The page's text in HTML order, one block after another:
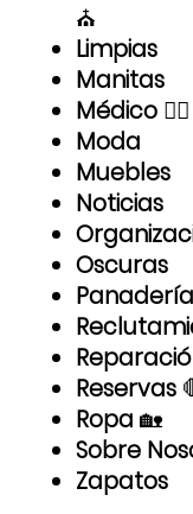
⛪
Limpias
Manitas
Médico👨‍⚕️
Moda
Muebles
Noticias
Oscuras
Reservas
Ropa 🏡
Sobre
Zapatos